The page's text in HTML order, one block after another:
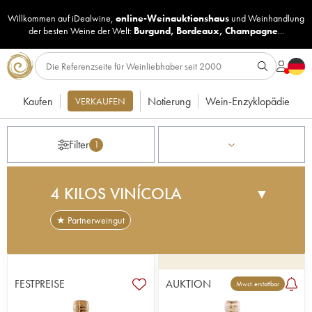
Willkommen auf iDealwine, online-Weinauktionshaus undWeinhandlung
der besten Weine der Welt: Burgund, Bordeaux, Champagne...
Kaufen VERKAUFEN Notierung Wein-Enzyklopädie
Filter 1
4 KILOS VINÍCOLA ▼
★ Partnerweingut
Sergio Caballero und Francesco Grimalt
gegründet. Beide begannen ihr Geschäft auf
einfache Weise mit einem Milchtank und alten
FESTPREISE AUKTION Mwst. erstattbar